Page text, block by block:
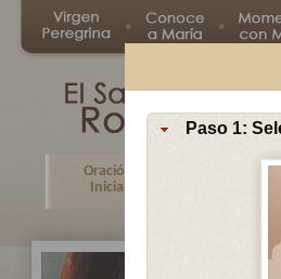
Paso 1:
Oración
Inicial